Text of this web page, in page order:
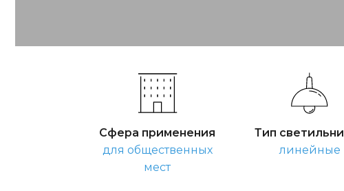
Сфера применения
для общественных
мест
Тип
линейные